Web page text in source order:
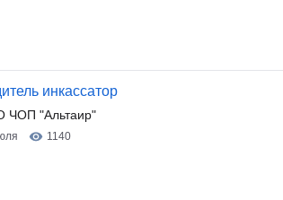
инкассатор
ЧОП "Альтаир"
1140